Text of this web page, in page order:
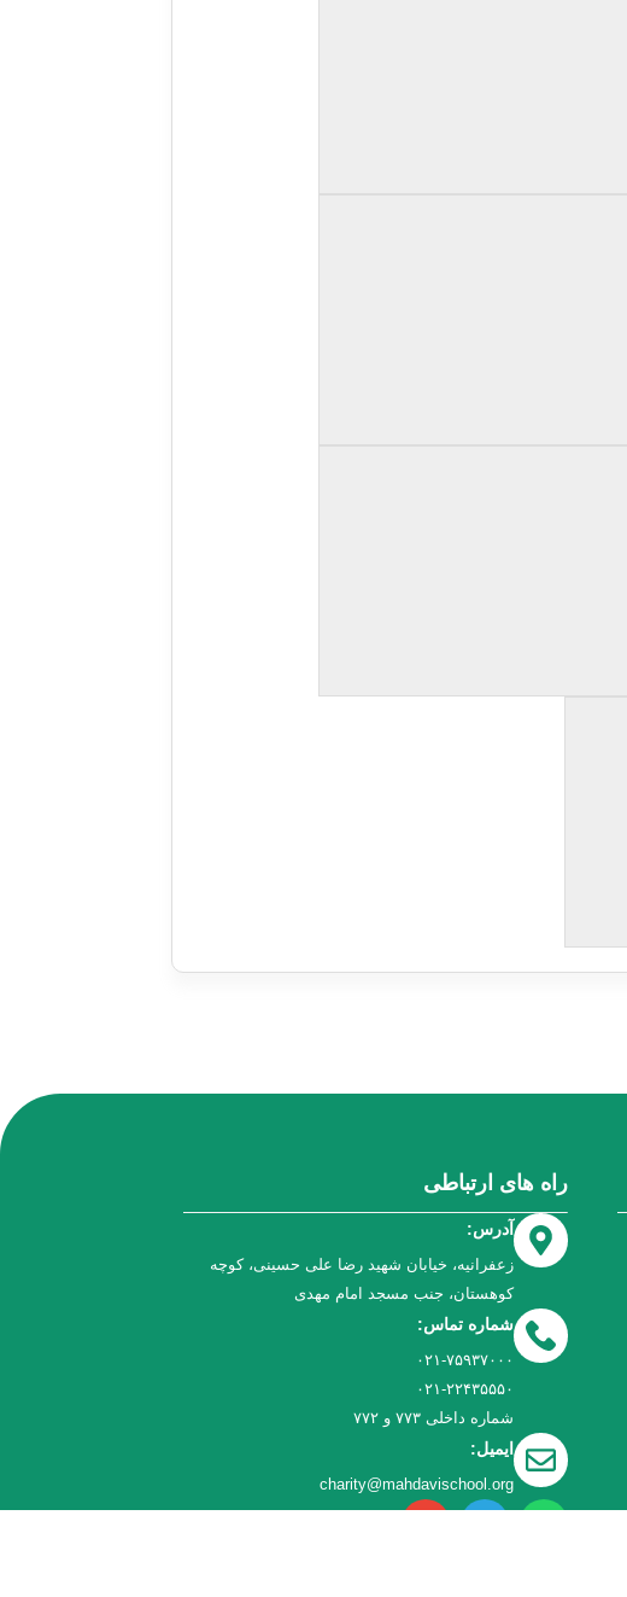
راه های ارتباطی
آدرس:
زعفرانیه، خیابان شهید رضا علی حسینی، کوچه
کوهستان، جنب مسجد امام مهدی
شماره تماس:
۰۲۱-۷۵۹۳۷۰۰۰
۰۲۱-۲۲۴۳۵۵۵۰
شماره داخلی ۷۷۳ و ۷۷۲
ایمیل:
charity@mahdavischool.org